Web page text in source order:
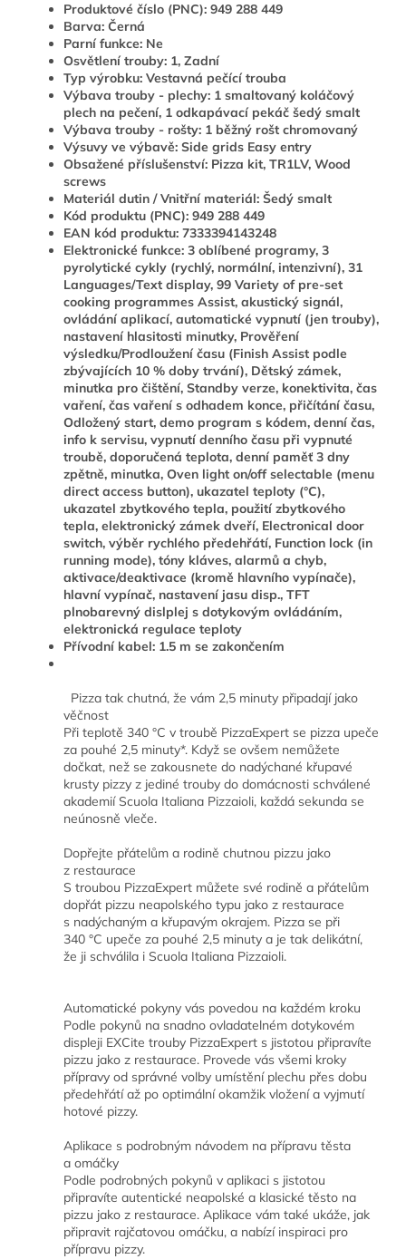
Produktové číslo (PNC): 949 288 449
Barva: Černá
Parní funkce: Ne
Osvětlení trouby: 1, Zadní
Typ výrobku: Vestavná pečící trouba
Výbava trouby - plechy: 1 smaltovaný koláčový
plech na pečení, 1 odkapávací pekáč šedý smalt
Výbava trouby - rošty: 1 běžný rošt chromovaný
Výsuvy ve výbavě: Side grids Easy entry
Obsažené příslušenství: Pizza kit, TR1LV, Wood
screws
Materiál dutin / Vnitřní materiál: Šedý smalt
Kód produktu (PNC): 949 288 449
EAN kód produktu: 7333394143248
Elektronické funkce: 3 oblíbené programy, 3
pyrolytické cykly (rychlý, normální, intenzivní), 31
Languages/Text display, 99 Variety of pre-set
cooking programmes Assist, akustický signál,
ovládání aplikací, automatické vypnutí (jen trouby),
nastavení hlasitosti minutky, Prověření
výsledku/Prodloužení času (Finish Assist podle
zbývajících 10 % doby trvání), Dětský zámek,
minutka pro čištění, Standby verze, konektivita, čas
vaření, čas vaření s odhadem konce, přičítání času,
Odložený start, demo program s kódem, denní čas,
info k servisu, vypnutí denního času při vypnuté
troubě, doporučená teplota, denní paměť 3 dny
zpětně, minutka, Oven light on/off selectable (menu
direct access button), ukazatel teploty (°C),
ukazatel zbytkového tepla, použití zbytkového
tepla, elektronický zámek dveří, Electronical door
switch, výběr rychlého předehřátí, Function lock (in
running mode), tóny kláves, alarmů a chyb,
aktivace/deaktivace (kromě hlavního vypínače),
hlavní vypínač, nastavení jasu disp., TFT
plnobarevný dislplej s dotykovým ovládáním,
elektronická regulace teploty
Přívodní kabel: 1.5 m se zakončením
Pizza tak chutná, že vám 2,5 minuty připadají jako
věčnost
Při teplotě 340 °C v troubě PizzaExpert se pizza upeče
za pouhé 2,5 minuty*. Když se ovšem nemůžete
dočkat, než se zakousnete do nadýchané křupavé
krusty pizzy z jediné trouby do domácnosti schválené
akademií Scuola Italiana Pizzaioli, každá sekunda se
neúnosně vleče.
Dopřejte přátelům a rodině chutnou pizzu jako
z restaurace
S troubou PizzaExpert můžete své rodině a přátelům
dopřát pizzu neapolského typu jako z restaurace
s nadýchaným a křupavým okrajem. Pizza se při
340 °C upeče za pouhé 2,5 minuty a je tak delikátní,
že ji schválila i Scuola Italiana Pizzaioli.
Automatické pokyny vás povedou na každém kroku
Podle pokynů na snadno ovladatelném dotykovém
displeji EXCite trouby PizzaExpert s jistotou připravíte
pizzu jako z restaurace. Provede vás všemi kroky
přípravy od správné volby umístění plechu přes dobu
předehřátí až po optimální okamžik vložení a vyjmutí
hotové pizzy.
Aplikace s podrobným návodem na přípravu těsta
a omáčky
Podle podrobných pokynů v aplikaci s jistotou
připravíte autentické neapolské a klasické těsto na
pizzu jako z restaurace. Aplikace vám také ukáže, jak
připravit rajčatovou omáčku, a nabízí inspiraci pro
přípravu pizzy.